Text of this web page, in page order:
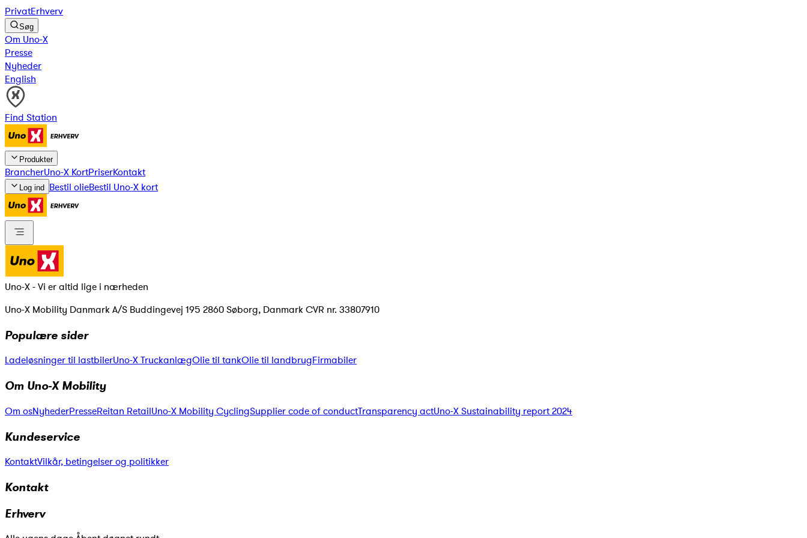
PrivatErhverv
Søg
Om Uno-X
Presse
Nyheder
English
Find Station
Produkter
BrancherUno-X KortPriserKontakt
Log ind Bestil olieBestil Uno-X kort
Uno-X - Vi er altid lige i nærheden
Uno-X Mobility Danmark A/S Buddingevej 195 2860 Søborg, Danmark CVR nr. 33807910
Populære sider
Ladeløsninger til lastbilerUno-X TruckanlægOlie til tankOlie til landbrugFirmabiler
Om Uno-X Mobility
Om osNyhederPresseReitan RetailUno-X Mobility CyclingSupplier code of conductTransparency actUno-X Sustainability report 2024
Kundeservice
KontaktVilkår, betingelser og politikker
Kontakt
Erhverv